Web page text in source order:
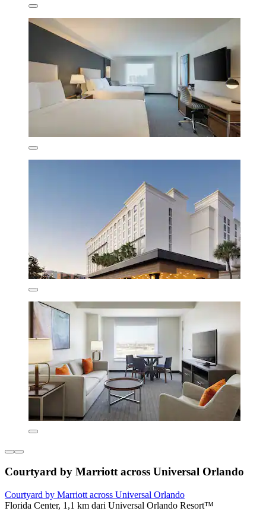
Courtyard by Marriott across Universal Orlando
Courtyard by Marriott across Universal Orlando
Florida Center, 1,1 km dari Universal Orlando Resort™